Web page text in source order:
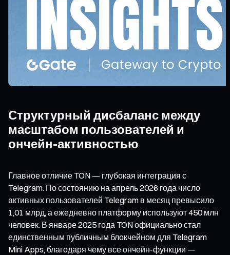
Структурный дисбаланс между
масштабом пользователей и
ончейн-активностью
Главное отличие TON — глубокая интеграция с
Telegram. По состоянию на апрель 2026 года число
активных пользователей Telegram в месяц превысило
1,01 млрд, а ежедневно платформу используют 450 млн
человек. В январе 2025 года TON официально стал
единственным публичным блокчейном для Telegram
Mini Apps, благодаря чему все ончейн-функции —